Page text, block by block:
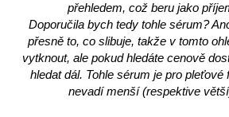
přehledem, což beru jako
Doporučila bych tedy tohle sérum?
přesně to, co slibuje, takže v tomto
vytknout, ale pokud hledáte cenově
hledat dál. Tohle sérum je pro
nevadí menší (respektive